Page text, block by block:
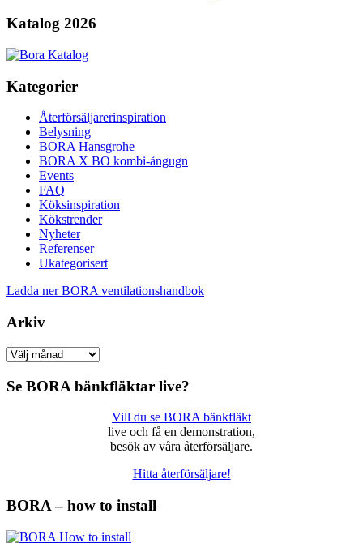
Katalog 2026
Kategorier
Återförsäljarerinspiration
Belysning
BORA Hansgrohe
BORA X BO kombi-ångugn
Events
FAQ
Köksinspiration
Kökstrender
Nyheter
Referenser
Ukategorisert
Ladda ner BORA ventilationshandbok
Arkiv
Arkiv
Se BORA bänkfläktar live?
Vill du se BORA bänkfläkt
live och få en demonstration,
besök av våra återförsäljare.
Hitta återförsäljare!
BORA – how to install